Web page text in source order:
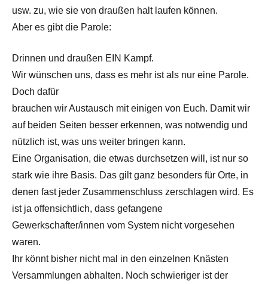
usw. zu, wie sie von draußen halt laufen können.
Aber es gibt die Parole:
Drinnen und draußen EIN Kampf.
Wir wünschen uns, dass es mehr ist als nur eine Parole.
Doch dafür
brauchen wir Austausch mit einigen von Euch. Damit wir
auf beiden Seiten besser erkennen, was notwendig und
nützlich ist, was uns weiter bringen kann.
Eine Organisation, die etwas durchsetzen will, ist nur so
stark wie ihre Basis. Das gilt ganz besonders für Orte, in
denen fast jeder Zusammenschluss zerschlagen wird. Es
ist ja offensichtlich, dass gefangene
Gewerkschafter/innen vom System nicht vorgesehen
waren.
Ihr könnt bisher nicht mal in den einzelnen Knästen
Versammlungen abhalten. Noch schwieriger ist der